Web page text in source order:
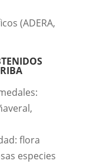
(ADERA,
flora
especies